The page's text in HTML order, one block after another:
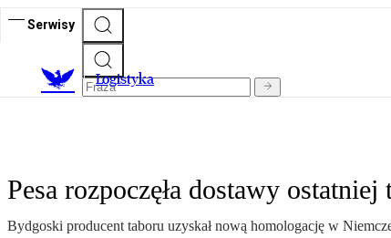
Serwisy
Logistyka
Pesa rozpoczęła dostawy
Bydgoski producent taboru uzyskał nową homologację w